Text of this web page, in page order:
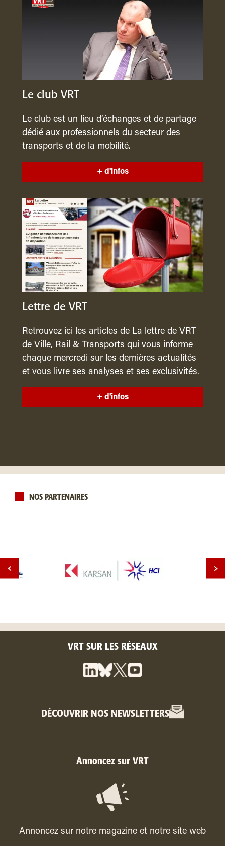
Le club VRT
Le club est un lieu d’échanges et de partage
dédié aux professionnels du secteur des
transports et de la mobilité.
+ d'infos
Lettre de VRT
Retrouvez ici les articles de La lettre de VRT
de Ville, Rail & Transports qui vous informe
chaque mercredi sur les dernières actualités
et vous livre ses analyses et ses exclusivités.
+ d'infos
NOS PARTENAIRES
VRT SUR LES RÉSEAUX
DÉCOUVRIR NOS NEWSLETTERS
Annoncez sur VRT
Annoncez sur notre magazine et notre site web